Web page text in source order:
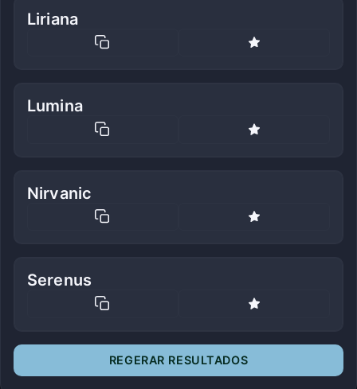
Liriana
Lumina
Nirvanic
Serenus
REGERAR RESULTADOS